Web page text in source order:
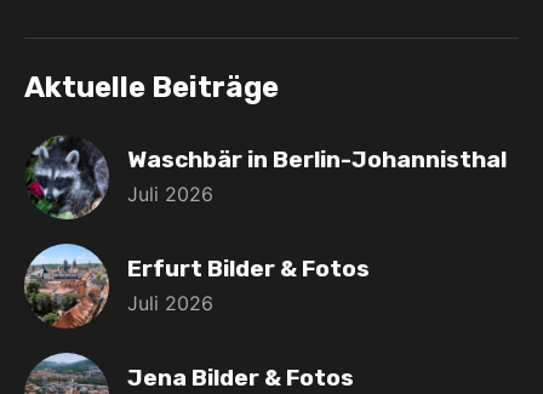
Aktuelle Beiträge
Waschbär in Berlin-Johannisthal
Juli 2026
Erfurt Bilder & Fotos
Juli 2026
Jena Bilder & Fotos